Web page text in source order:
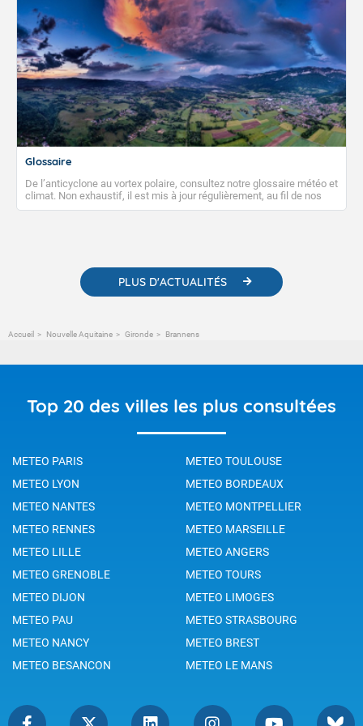
Glossaire
De l’anticyclone au vortex polaire, consultez notre glossaire météo et
climat. Non exhaustif, il est mis à jour régulièrement, au fil de nos
publications. Vous y trouverez également des liens utiles vers nos
PLUS D'ACTUALITÉS
Accueil Nouvelle Aquitaine Gironde Brannens
Top 20 des villes les plus consultées
METEO PARIS
METEO TOULOUSE
METEO LYON
METEO BORDEAUX
METEO NANTES
METEO MONTPELLIER
METEO RENNES
METEO MARSEILLE
METEO LILLE
METEO ANGERS
METEO GRENOBLE
METEO TOURS
METEO DIJON
METEO LIMOGES
METEO PAU
METEO STRASBOURG
METEO NANCY
METEO BREST
METEO BESANCON
METEO LE MANS